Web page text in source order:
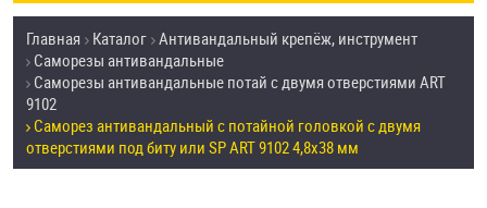
УСЛУГИ
СКИДКИ
ОПТ
Товары со скидкой
Анкеры
Антивандальный крепёж, инструмент
Главная Каталог Антивандальный крепёж, инструмент
Саморезы антивандальные
Саморезы антивандальные потай с двумя отверстиями ART
9102
Саморез антивандальный с потайной головкой с двумя
отверстиями под биту или SP ART 9102 4,8х38 мм